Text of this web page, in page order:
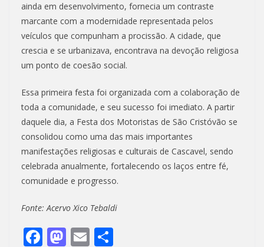
ainda em desenvolvimento, fornecia um contraste
marcante com a modernidade representada pelos
veículos que compunham a procissão. A cidade, que
crescia e se urbanizava, encontrava na devoção religiosa
um ponto de coesão social.
Essa primeira festa foi organizada com a colaboração de
toda a comunidade, e seu sucesso foi imediato. A partir
daquele dia, a Festa dos Motoristas de São Cristóvão se
consolidou como uma das mais importantes
manifestações religiosas e culturais de Cascavel, sendo
celebrada anualmente, fortalecendo os laços entre fé,
comunidade e progresso.
Fonte: Acervo Xico Tebaldi
F M E